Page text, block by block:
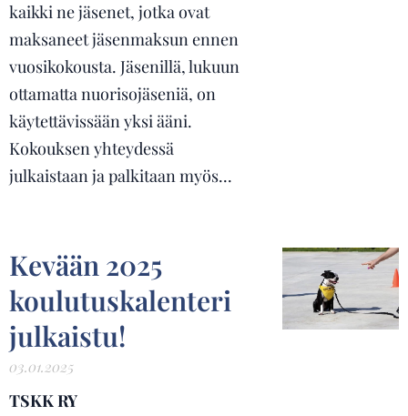
kaikki ne jäsenet, jotka ovat
maksaneet jäsenmaksun ennen
vuosikokousta. Jäsenillä, lukuun
ottamatta nuorisojäseniä, on
käytettävissään yksi ääni.
Kokouksen yhteydessä
julkaistaan ja palkitaan myös...
Kevään 2025
koulutuskalenteri
julkaistu!
03.01.2025
TSKK RY